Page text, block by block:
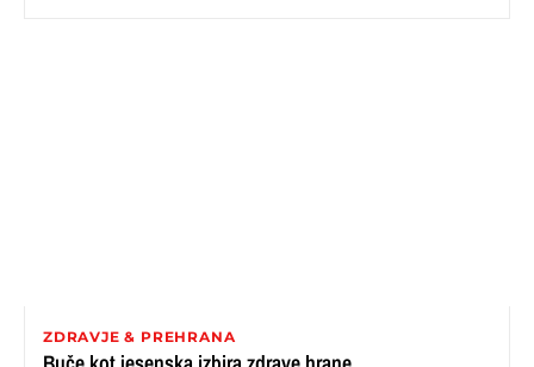
ZDRAVJE & PREHRANA